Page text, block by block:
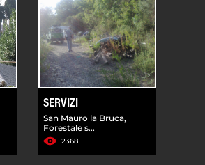
SERVIZI
San Mauro la Bruca,
Forestale s...
2368